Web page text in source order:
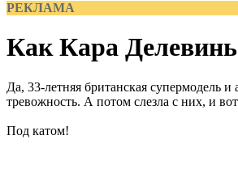
РЕКЛАМА
Как Кара
Да, 33-летняя британская супермодель
тревожность. А потом слезла с них, и
Под катом!